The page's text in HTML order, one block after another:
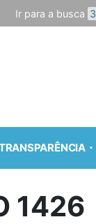
Ir para a busca 3
1426